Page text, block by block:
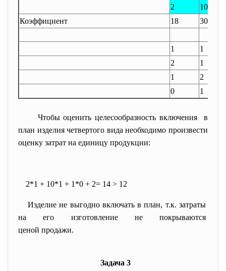
2
10
Коэффициент
18 30
1
1
2
1
1
2
0
1
Чтобы оценить целесообразность включения в
план изделия четвертого вида необходимо произвести
оценку затрат на единицу продукции:
2*1 + 10*1 + 1*0 + 2= 14 > 12
Изделие не выгодно включать в план, т.к. затраты
на его изготовление не покрываются
ценой продажи.
Задача 3